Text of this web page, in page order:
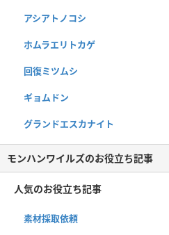
アシアトノコシ
ホムラエリトカゲ
回復ミツムシ
ギョムドン
グランドエスカナイト
モンハンワイルズのお役立ち記事
人気のお役立ち記事
素材採取依頼